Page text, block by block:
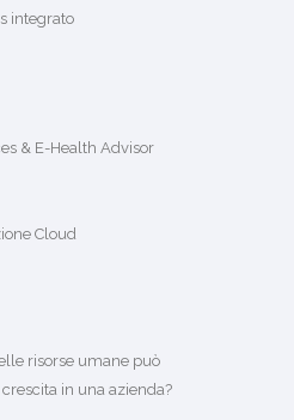
integrato
& E-Health Advisor
Cloud
risorse umane può
in una azienda?